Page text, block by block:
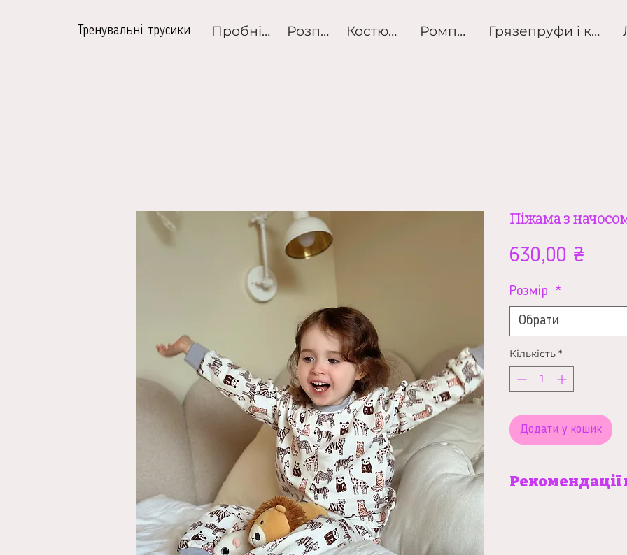
Тренувальні трусики Пробні набори Розпродаж Костюми Ромпери Грязепруфи і
Піжама з
630,00 ₴
Розмір *
Обрати
Кількість *
Додати у кошик
Рекомендації